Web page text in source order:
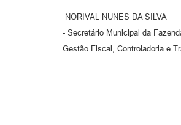
NORIVAL NUNES DA SILVA
- Secretário Municipal da
Gestão Fiscal, Controladoria e